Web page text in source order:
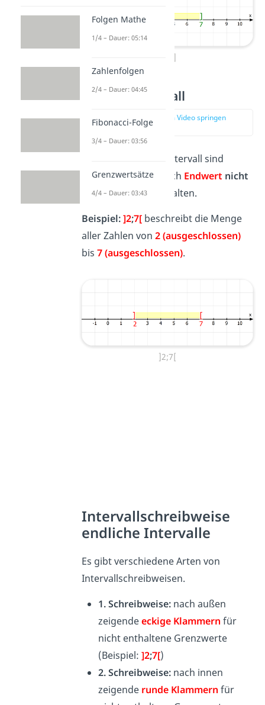
Offenes Intervall
zur Stelle im Video springen
(02:24)
Bei einem offenen Intervall sind
sowohlStart-als auch Endwert nicht
mit im Intervall enthalten.
Beispiel:]2;7[ beschreibt die Menge
aller Zahlen von2 (ausgeschlossen)
bis7 (ausgeschlossen).
]2;7[
Intervallschreibweise
endliche Intervalle
Es gibt verschiedene Arten von
Intervallschreibweisen.
1. Schreibweise: nach außen
zeigendeeckige Klammern für
nicht enthaltene Grenzwerte
(Beispiel:]2;7[)
2. Schreibweise: nach innen
zeigende runde Klammern für
Folgen Mathe
1/4 – Dauer: 05:14
Zahlenfolgen
2/4 – Dauer: 04:45
Fibonacci-Folge
3/4 – Dauer: 03:56
Grenzwertsätze
4/4 – Dauer: 03:43